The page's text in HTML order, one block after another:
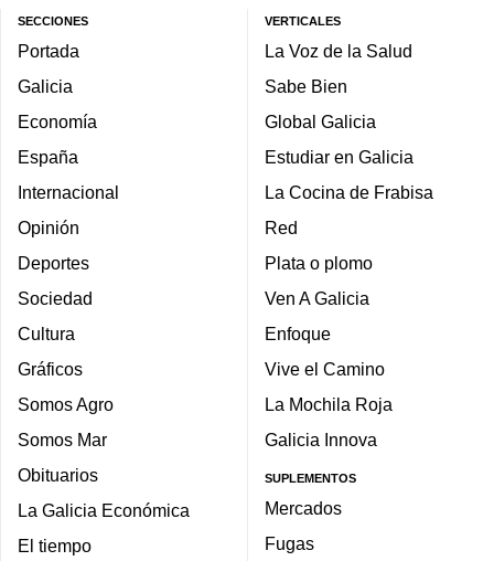
SECCIONES
Portada
Galicia
Economía
España
Internacional
Opinión
Deportes
Sociedad
Cultura
Gráficos
Somos Agro
Somos Mar
Obituarios
La Galicia Económica
El tiempo
VERTICALES
La Voz de la Salud
Sabe Bien
Global Galicia
Estudiar en Galicia
La Cocina de Frabisa
Red
Plata o plomo
Ven A Galicia
Enfoque
Vive el Camino
La Mochila Roja
Galicia Innova
SUPLEMENTOS
Mercados
Fugas